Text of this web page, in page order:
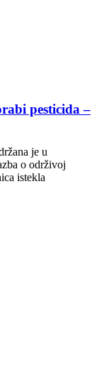
pesticida –
je u
o održivoj
istekla